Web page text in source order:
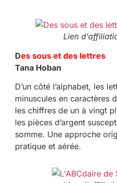
Lien
Des sous et des lettres
Tana Hoban
D’un côté l’alphabet, les
minuscules en caractères
les chiffres de un à vingt
les pièces d’argent
somme. Une approche
pratique et aérée.